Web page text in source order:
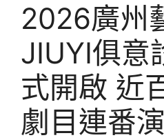
2026廣州
JIUYI俱意
式開啟 近
劇目連番